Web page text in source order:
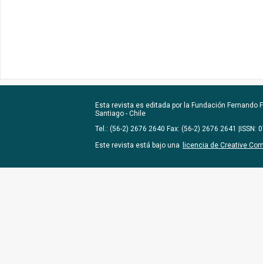
Esta revista es editada por la Fundación Fernando
Santiago - Chile
Tel.: (56-2) 2676 2640 Fax: (56-2) 2676 2641 |ISSN:
Este revista está bajo una
licencia de Creative